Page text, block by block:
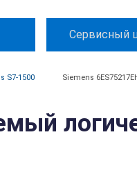
Сервисный
S7-1500 Siemens